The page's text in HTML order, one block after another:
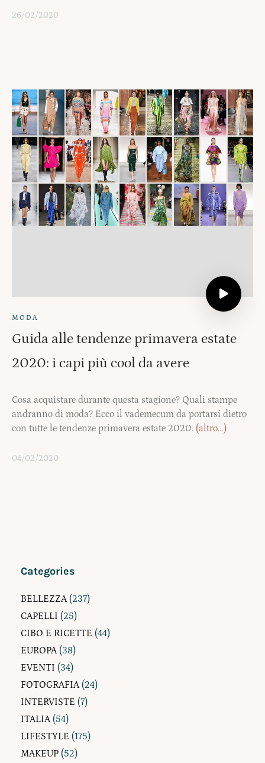
26/02/2020
MODA
Guida alle tendenze primavera estate
2020: i capi più cool da avere
Cosa acquistare durante questa stagione? Quali stampe
andranno di moda? Ecco il vademecum da portarsi dietro
con tutte le tendenze primavera estate 2020. (altro…)
04/02/2020
Categories
BELLEZZA(237)
CAPELLI (25)
CIBO E RICETTE (44)
EUROPA(38)
EVENTI (34)
FOTOGRAFIA(24)
INTERVISTE (7)
ITALIA(54)
LIFESTYLE (175)
MAKEUP (52)